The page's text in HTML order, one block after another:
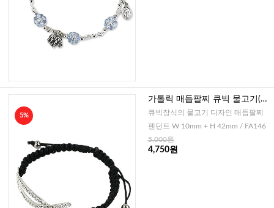
5%
가톨릭 매듭팔찌 큐빅 물고기(블
랙)
큐빅장식의 물고기 디자인 매듭팔찌
펜던트 W 10mm + H 42mm / FA146
5,000원
4,750원